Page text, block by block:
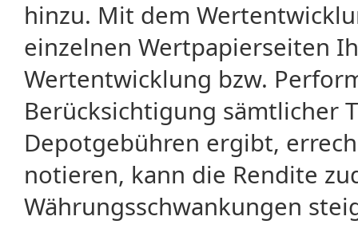
hinzu. Mit dem
einzelnen Wertpapierseiten
Wertentwicklung bzw.
Berücksichtigung sämtlicher
Depotgebühren ergibt,
notieren, kann die Rendite
Währungsschwankungen